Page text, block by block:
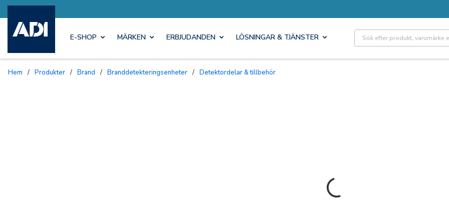
E-SHOP MÄRKEN ERBJUDANDEN LÖSNINGAR & TJÄNSTER Site Search
Hem / Produkter / Brand / Branddetekteringsenheter / Detektordelar & tillbehör